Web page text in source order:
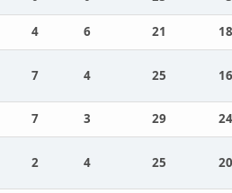
4 6 21
7 4 25
7 3 29
2 4 25